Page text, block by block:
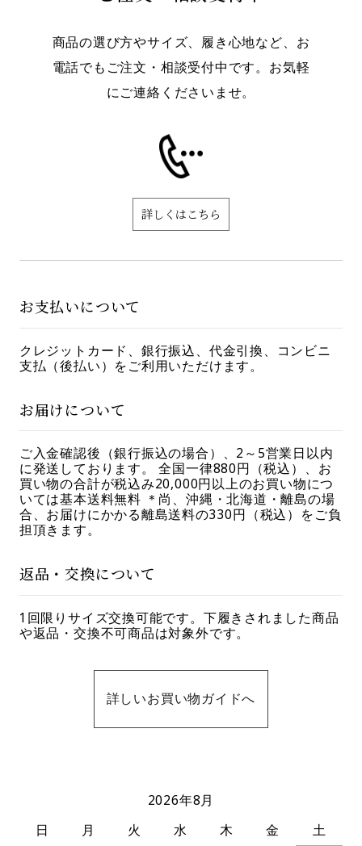
商品の選び方やサイズ、履き心地など、お
電話でもご注文・相談受付中です。お気軽
にご連絡くださいませ。
詳しくはこちら
お支払いについて
クレジットカード、銀行振込、代金引換、コンビニ
支払（後払い）をご利用いただけます。
お届けについて
ご入金確認後（銀行振込の場合）、2～5営業日以内
に発送しております。 全国一律880円（税込）、お
買い物の合計が税込み20,000円以上のお買い物につ
いては基本送料無料 ＊尚、沖縄・北海道・離島の場
合、お届けにかかる離島送料の330円（税込）をご負
担頂きます。
返品・交換について
1回限りサイズ交換可能です。下履きされました商品
や返品・交換不可商品は対象外です。
詳しいお買い物ガイドへ
2026年8月
日
月 火 水 木 金
土